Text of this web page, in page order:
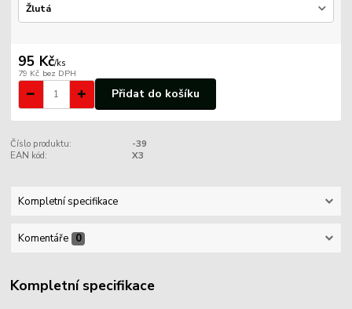
95 Kč/ks
79 Kč bez DPH
Přidat do košíku
Číslo produktu:
-39
EAN kód:
X3
Kompletní specifikace
Komentáře 0
Kompletní specifikace